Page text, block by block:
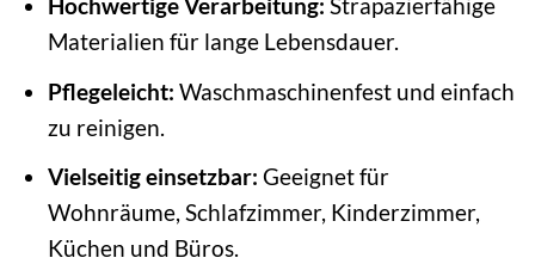
Hochwertige Verarbeitung: Strapazierfähige
Materialien für lange Lebensdauer.
Pflegeleicht: Waschmaschinenfest und einfach
zu reinigen.
Vielseitig einsetzbar: Geeignet für
Wohnräume, Schlafzimmer, Kinderzimmer,
Küchen und Büros.